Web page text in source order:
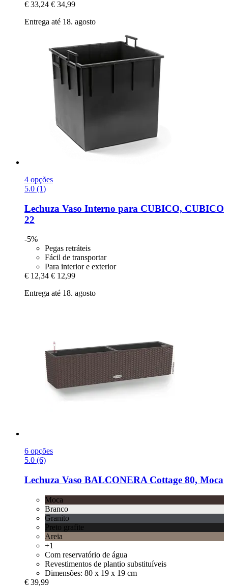
€ 33,24 € 34,99
Entrega até 18. agosto
4 opções
5.0 (1)
Lechuza Vaso Interno para CUBICO, CUBICO
22
-5%
Pegas retráteis
Fácil de transportar
Para interior e exterior
€ 12,34 € 12,99
Entrega até 18. agosto
6 opções
5.0 (6)
Lechuza Vaso BALCONERA Cottage 80, Moca
Moca
Branco
Granito
Preto grafite
Areia
+1
Com reservatório de água
Revestimentos de plantio substituíveis
Dimensões: 80 x 19 x 19 cm
€ 39,99